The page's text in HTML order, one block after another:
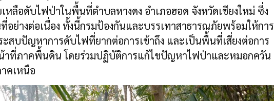
หลือดับไฟป่าในพื้นที่ตำบลหางดง อำเภอฮอด จังหวัดเชียงใหม่ ซึ่ง
อย่างต่อเนื่อง ทั้งนี้กรมป้องกันและบรรเทาสาธารณภัยพร้อมให้การ
สบปัญหาการดับไฟที่ยากต่อการเข้าถึง และเป็นพื้นที่เสี่ยงต่อการ
าที่ภาคพื้นดิน โดยร่วมปฏิบัติการแก้ไขปัญหาไฟป่าและหมอกควัน
คเหนือ